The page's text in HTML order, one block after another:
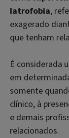
Iatrofobia,
exagerado
que tenham
É considerada
em
somente
clínico, à
e demais
relacionados.